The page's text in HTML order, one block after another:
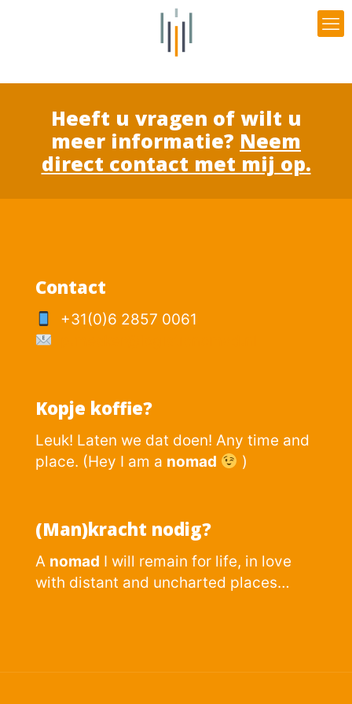
Heeft u vragen of wilt u
meer informatie? Neem
direct contact met mij op.
Contact
+31(0)6 2857 0061
Kopje koffie?
Leuk! Laten we dat doen! Any time and
place. (Hey I am a nomad )
(Man)kracht nodig?
A nomad I will remain for life, in love
with distant and uncharted places…